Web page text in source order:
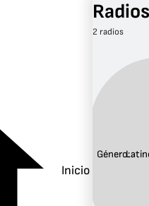
Inicio
2 radios
Género: